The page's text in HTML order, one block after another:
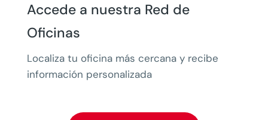
Accede a nuestra Red de
Oficinas
Localiza tu oficina más cercana y recibe
información personalizada